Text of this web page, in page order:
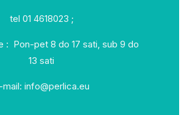
tel 01 4618023 ;
: Pon-pet 8 do 17 sati, sub 9 do
13 sati
info@perlica.eu